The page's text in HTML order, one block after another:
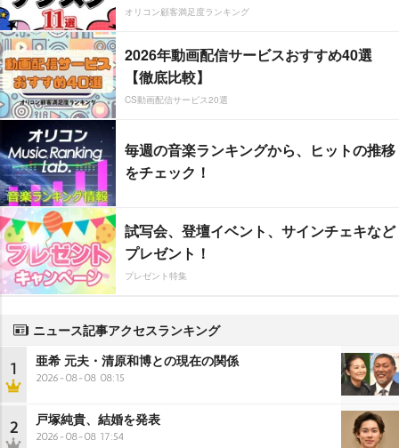
オリコン顧客満足度ランキング
2026年動画配信サービスおすすめ40選
【徹底比較】
CS動画配信サービス20選
毎週の音楽ランキングから、ヒットの推移
をチェック！
試写会、登壇イベント、サインチェキなど
プレゼント！
プレゼント特集
ニュース記事アクセスランキング
1 亜希 元夫・清原和博との現在の関係
2026-08-08 08:15
2 戸塚純貴、結婚を発表
2026-08-08 17:54